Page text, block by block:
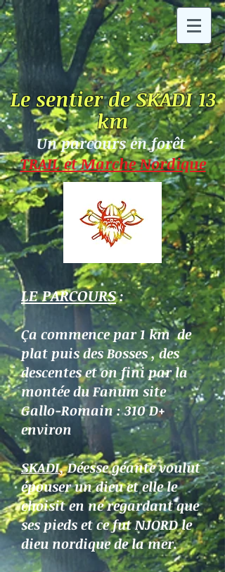
Le sentier de SKADI 13
km
Un parcours en forêt
TRAIL et Marche Nordique
LE PARCOURS:
Ça commence par 1 km de
plat puis des Bosses , des
descentes et on fini par la
montée du Fanum site
Gallo-Romain : 310 D+
environ
SKADI, Déesse géante voulut
épouser un dieu et elle le
choisit en ne regardant que
ses pieds et ce fut NJORD le
dieu nordique de la mer.